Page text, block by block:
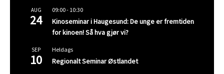
AUG
24
09:00- 10:30
Kinoseminar i Haugesund: De unge er fremtiden
for kinoen! Så hva gjør vi?
SEP
10
Heldags
Regionalt Seminar Østlandet